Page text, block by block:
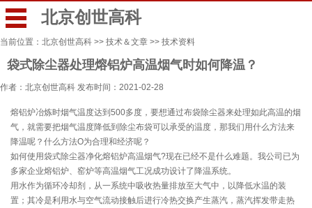
北京创世高科
当前位置： 北京创世高科 >> 技术＆文章 >> 技术资料
袋式除尘器处理熔铝炉高温烟气时如何降温？
作者：北京创世高科 发布时间：2021-02-28
熔铝炉冶炼时烟气温度达到500多度，要想通过布袋除尘器来处理如此高温的烟
气，就需要把烟气温度降低到除尘布袋可以承受的温度，那我们用什么方法来
降温呢？什么方法O为合理和经济呢？
如何使用袋式除尘器净化熔铝炉高温烟气?现在已经不是什么难题。我公司已为
多家企业熔铝炉、窑炉等高温烟气工况成功设计了降温系统。
用水作为循环冷却剂，从一系统中吸收热量排放至大气中，以降低水温的装
置；其冷是利用水与空气流动接触后进行冷热交换产生蒸汽，蒸汽挥发带走热